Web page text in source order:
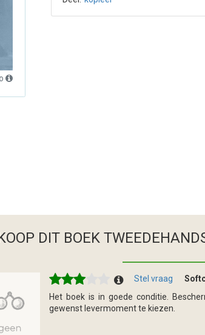
DIT BOEK
Stel vraag
Het boek is in goede conditie.
gewenst levermoment te kiezen.